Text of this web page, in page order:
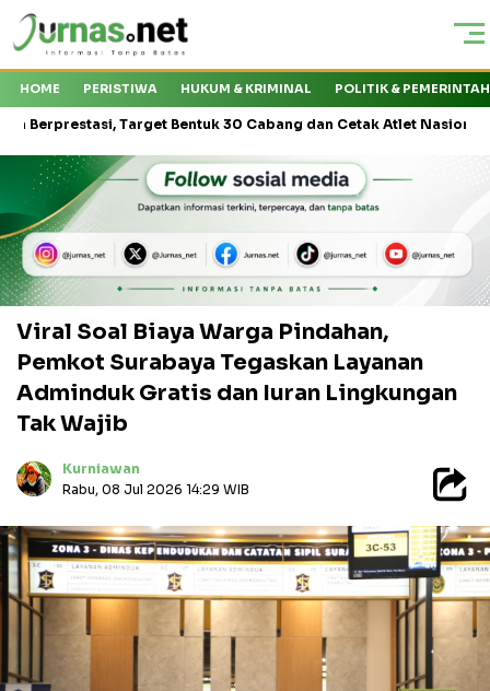
HOME PERISTIWA HUKUM & KRIMINAL POLITIK &
Target Bentuk 30 Cabang dan Cetak Atlet Nasional PT
Viral Soal Biaya Warga Pindahan,
Pemkot Surabaya Tegaskan Layanan
Adminduk Gratis dan Iuran Lingkungan
Tak Wajib
Kurniawan
Rabu, 08 Jul 2026 14:29 WIB